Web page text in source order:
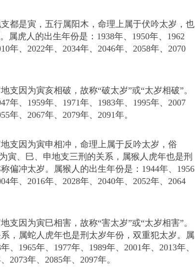
都是寅，五行属阳木，命理上属于伏吟太岁，也
属虎人的出生年份是：1938年、1950年、1962
年、2022年、2034年、2046年、2058年、2070
支因为寅亥相破，故称“破太岁”或“太岁相破”。
年、1959年、1971年、1983年、1995年、2007
年、2067年、2079年、2091年。
支因为寅申相冲，命理上属于反吟太岁，俗
寅、巳、申地支三刑的关系，属猴人虎年也是刑
偏冲太岁。属猴人的出生年份是：1944年、1956
年、2016年、2028年、2040年、2052年、2064
支因为寅巳相害，故称“害太岁”或“太岁相害”。
，属蛇人虎年也是刑太岁年份，双重犯太岁。属
、1965年、1977年、1989年、2001年、2013年、
2073年、2085年、2097年。